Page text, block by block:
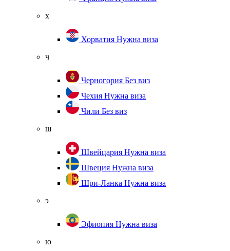
х
Хорватия Нужна виза
ч
Черногория Без виз
Чехия Нужна виза
Чили Без виз
ш
Швейцария Нужна виза
Швеция Нужна виза
Шри-Ланка Нужна виза
э
Эфиопия Нужна виза
ю